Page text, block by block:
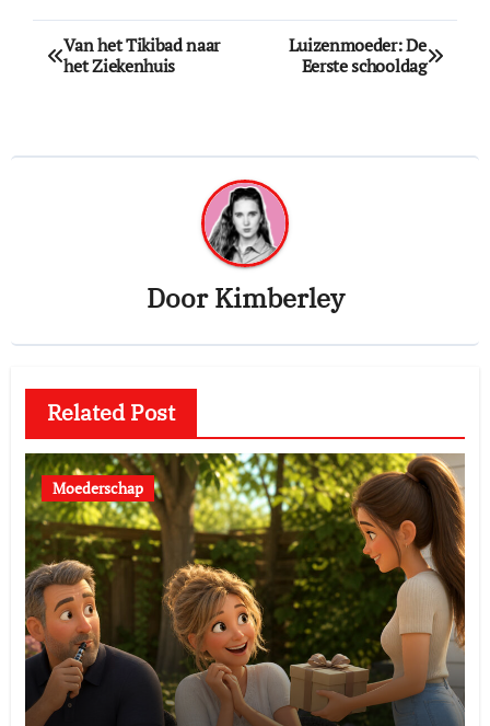
Bericht
navigatie
Van het Tikibad naar
het Ziekenhuis
Luizenmoeder: De
Eerste schooldag
DoorKimberley
Related Post
Moederschap